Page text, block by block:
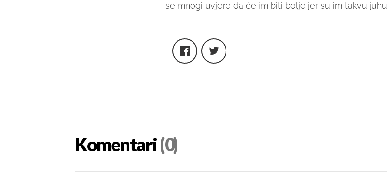
se mnogi uvjere da će im biti bolje jer su im takvu juhu
Komentari(0)